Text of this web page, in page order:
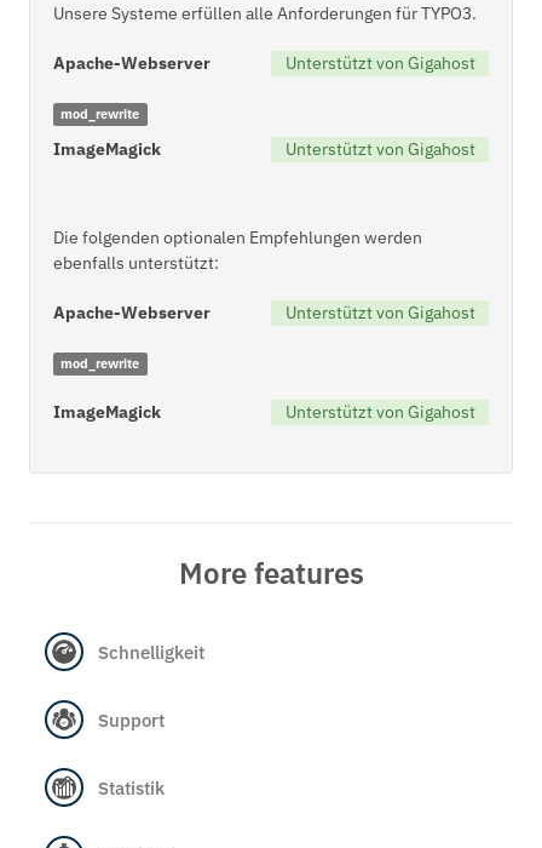
Unsere Systeme erfüllen alle Anforderungen für TYPO3.
Apache-Webserver Unterstützt von Gigahost
mod_rewrite
ImageMagick Unterstützt von Gigahost
Die folgenden optionalen Empfehlungen werden
ebenfalls unterstützt:
Apache-Webserver Unterstützt von Gigahost
mod_rewrite
ImageMagick Unterstützt von Gigahost
More features
Schnelligkeit
Support
Statistik